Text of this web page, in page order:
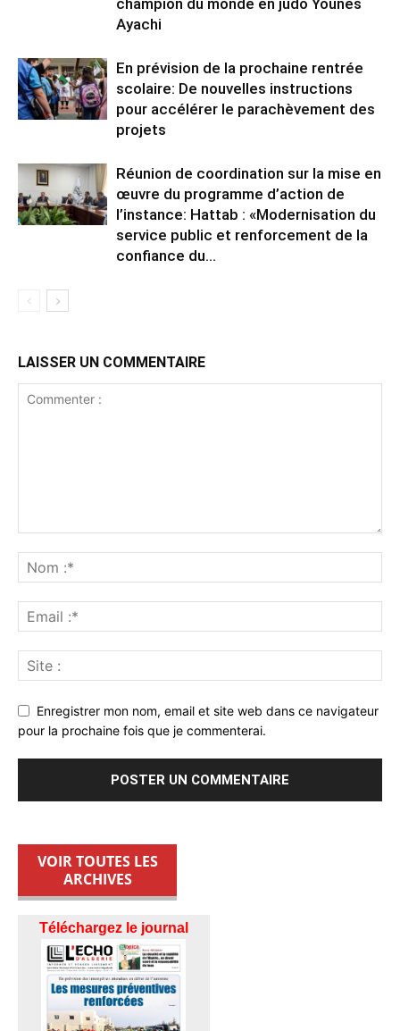
Ayachi
En prévision de la prochaine rentrée
scolaire: De nouvelles instructions
pour accélérer le parachèvement des
projets
Réunion de coordination sur la mise en
œuvre du programme d’action de
l’instance: Hattab : «Modernisation du
service public et renforcement de la
confiance du...
LAISSER UN COMMENTAIRE
Enregistrer mon nom, email et site web dans ce navigateur
pour la prochaine fois que je commenterai.
VOIR TOUTES LES
ARCHIVES